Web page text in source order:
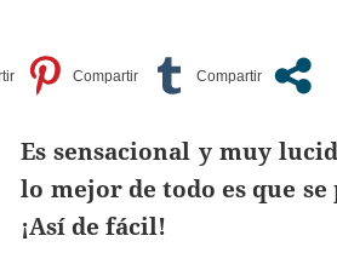
Es sensacional y muy
lo mejor de todo es que
¡Así de fácil!